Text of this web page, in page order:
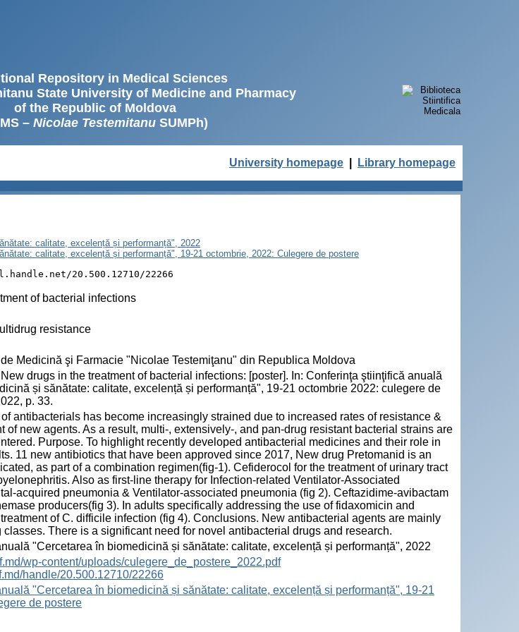
Repository in Medical Sciences
State University of Medicine and Pharmacy
of the Republic of Moldova
– Nicolae TestemitanuSUMPh)
University homepage Library homepage
calitate, excelență și performanță", 2022
calitate, excelență și performanță", 19-21 octombrie, 2022: Culegere de postere
20.500.12710/22266
of bacterial infections
resistance
Medicină şi Farmacie "Nicolae Testemiţanu" din Republica Moldova
drugs in the treatment of bacterial infections: [poster]. In: Conferinţa ştiinţifică anuală
și sănătate: calitate, excelență și performanță", 19-21 octombrie 2022: culegere de
p. 33.
of antibacterials has become increasingly strained due to increased rates of resistance &
of new agents. As a result, multi-, extensively-, and pan-drug resistant bacterial strains are
Purpose. To highlight recently developed antibacterial medicines and their role in
11 new antibiotics that have been approved since 2017, New drug Pretomanid is an
as part of a combination regimen(fig-1). Cefiderocol for the treatment of urinary tract
Also as first-line therapy for Infection-related Ventilator-Associated
acquired pneumonia & Ventilator-associated pneumonia (fig 2). Ceftazidime-avibactam
producers(fig 3). In adults specifically addressing the use of fidaxomicin and
of C. difficile infection (fig 4). Conclusions. New antibacterial agents are mainly
There is a significant need for novel antibacterial drugs and research.
"Cercetarea în biomedicină și sănătate: calitate, excelență și performanță", 2022
wp-content/uploads/culegere_de_postere_2022.pdf
handle/20.500.12710/22266
"Cercetarea în biomedicină și sănătate: calitate, excelență și performanță", 19-21
de postere